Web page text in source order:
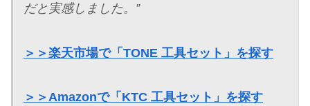
だと実感しました。”
＞＞楽天市場で「TONE 工具セット」を探す
＞＞Amazonで「KTC 工具セット」を探す